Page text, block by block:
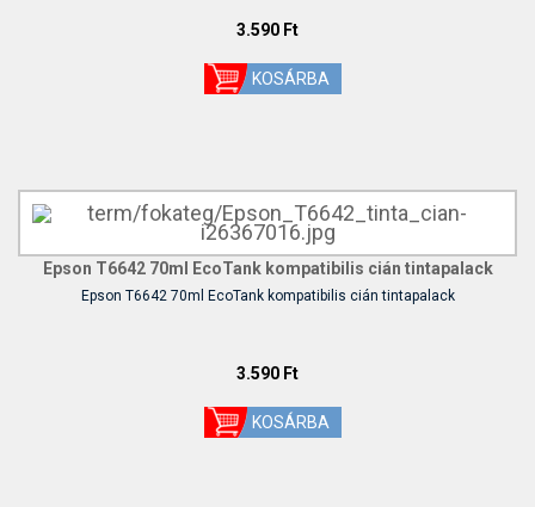
3.590 Ft
Epson T6642 70ml EcoTank kompatibilis cián tintapalack
Epson T6642 70ml EcoTank kompatibilis cián tintapalack
3.590 Ft